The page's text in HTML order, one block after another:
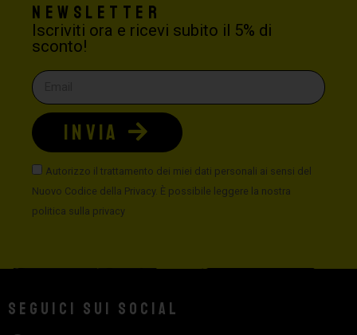
Newsletter
Iscriviti ora e ricevi subito il 5% di
sconto!
Autorizzo il trattamento dei miei dati personali ai sensi del
Nuovo Codice della Privacy. È possibile leggere la nostra
politica sulla privacy
INVIA
Seguici sui social